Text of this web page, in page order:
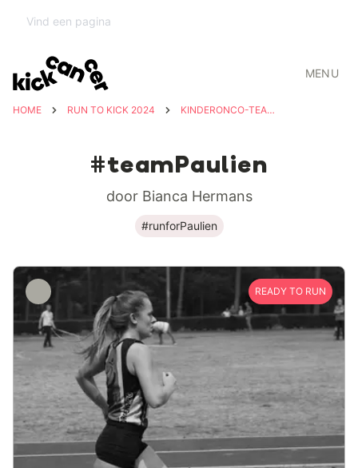
MENU
HOME RUN TO KICK 2024 KINDERONCO-TEAM UZ LEUVEN
#teamPaulien
door Bianca Hermans
#runforPaulien
READY TO RUN